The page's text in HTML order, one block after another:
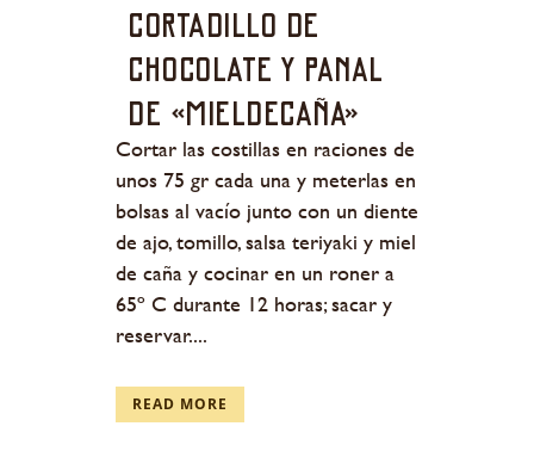
Cortadillo de
chocolate y panal
de «mieldecaña»
Cortar las costillas en raciones de
unos 75 gr cada una y meterlas en
bolsas al vacío junto con un diente
de ajo, tomillo, salsa teriyaki y miel
de caña y cocinar en un roner a
65º C durante 12 horas; sacar y
reservar....
READ MORE